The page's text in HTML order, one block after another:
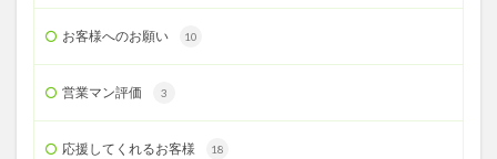
お客様へのお願い 10
営業マン評価 3
応援してくれるお客様 18